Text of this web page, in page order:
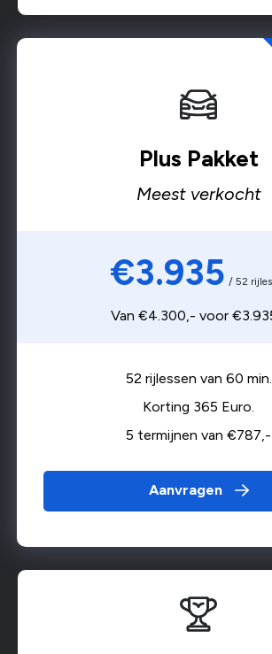
Plus Pakket
Meest verkocht
€3.935 / 52
Van €4.300,- voor
52 rijlessen van 60 min.
Korting 365 Euro.
5 termijnen van €787,-
Aanvragen